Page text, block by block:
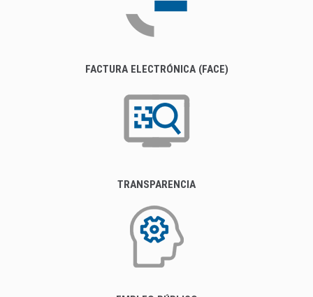
FACTURA ELECTRÓNICA (FACE)
TRANSPARENCIA